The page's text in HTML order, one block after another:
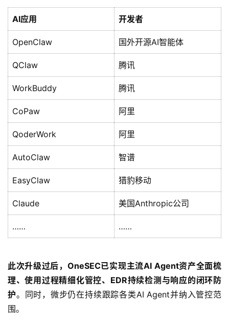
AI应用 开发者
OpenClaw 国外开源AI智能体
QClaw 腾讯
WorkBuddy 腾讯
CoPaw 阿里
QoderWork 阿里
AutoClaw 智谱
EasyClaw 猎豹移动
Claude 美国Anthropic公司
…… ……
此次升级过后，OneSEC已实现主流AI Agent资产全面梳
理、使用过程精细化管控、EDR持续检测与响应的闭环防
护。同时，微步仍在持续跟踪各类AI Agent并纳入管控范
围。